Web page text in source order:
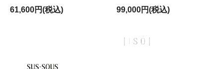
61,600円(税込)
99,000円(税込)